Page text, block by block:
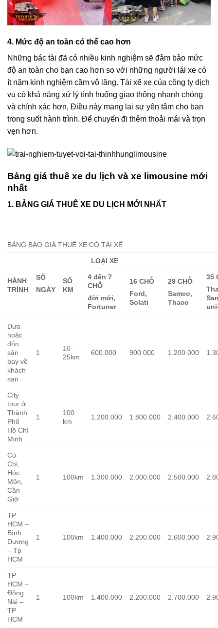
4. Mức độ an toàn có thể cao hơn
Những bác tài đã có nhiều kinh nghiệm sẽ đảm bảo mức
độ an toàn cho bạn cao hơn so với những người lái xe có
ít năm kinh nghiệm cầm vô lăng. Tài xế xe của công ty dịch
vụ có khả năng xử lý tình huống giao thông nhanh chóng
và chính xác hơn, Điều này mang lại sự yên tâm cho bạn
trong suốt hành trình. Để chuyến đi thêm thoải mái và trọn
vẹn hơn.
Bảng giá thuê xe du lịch và xe limousine mới
nhất
1. BẢNG GIÁ THUÊ XE DU LỊCH MỚI NHẤT
BẢNG BÁO GIÁ THUÊ XE CÓ TÀI XẾ
HÀNH
TRÌNH
SỐ
NGÀY
SỐ
KM
LOẠI XE
4 đến 7
CHỖ
đời mới,
Fortuner
16 CHỖ
Ford,
Solati
29 CHỖ
Samco,
Thaco
35
Đưa
hoặc
đón
sân
bay về
khách
sạn.
1
10-
25km
600.000 900.000 1.200.000
City
tour ở
Thành
Phố
Hồ Chí
Minh
1
100
km
1.200.000 1.800.000 2.400.000
Củ
Chi,
Hóc
Môn,
Cần
Giờ
1 100km 1.300.000 2.000.000 2.500.000
TP
HCM –
Bình
Dương
– Tp
HCM
1 100km 1.400.000 2.200.000 2.600.000
TP
HCM –
Đồng
Nai –
TP
HCM
1 100km 1.400.000 2.200.000 2.700.000